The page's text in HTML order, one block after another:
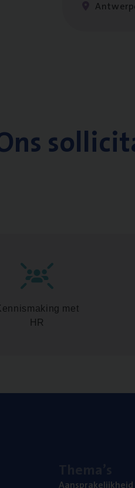
met
HR
Aan­spra­ke­lijk­heid